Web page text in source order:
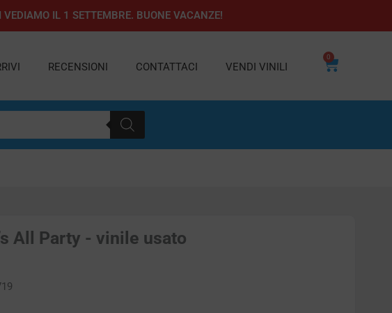
IL 1 SETTEMBRE. BUONE VACANZE!
RECENSIONI CONTATTACI VENDI VINILI
0
Carrello
All Party - vinile usato